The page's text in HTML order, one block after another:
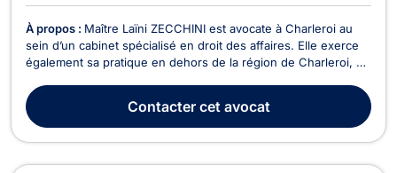
À propos : Maître Laïni ZECCHINI est avocate à Charleroi au
sein d’un cabinet spécialisé en droit des affaires. Elle exerce
également sa pratique en dehors de la région de Charleroi, en
fort envers ses clients, Maître ZECCHINI les accompagne en
droit de l’entreprise, avec une pr...
Contactercet avocat